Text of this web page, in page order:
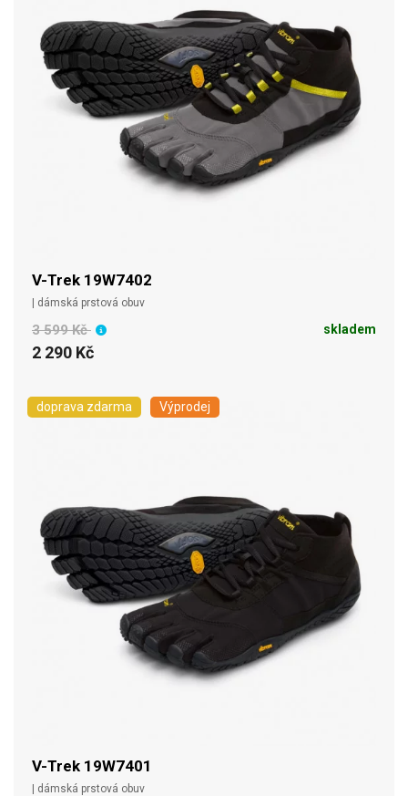
V-Trek 19W7402
| dámská prstová obuv
3 599 Kč
2 290 Kč
skladem
doprava zdarma Výprodej
V-Trek 19W7401
| dámská prstová obuv